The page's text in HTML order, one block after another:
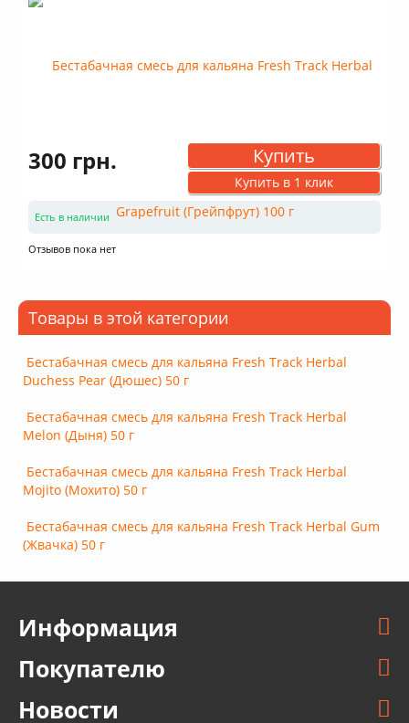
300 грн. Купить
Купить в 1 клик
Есть в наличии
Отзывов пока нет
Товары в этой категории
Бестабачная смесь для кальяна Fresh Track Herbal
Duchess Pear (Дюшес) 50 г
Бестабачная смесь для кальяна Fresh Track Herbal
Melon (Дыня) 50 г
Бестабачная смесь для кальяна Fresh Track Herbal
Mojito (Мохито) 50 г
Бестабачная смесь для кальяна Fresh Track Herbal Gum
(Жвачка) 50 г
Информация
Покупателю
Новости